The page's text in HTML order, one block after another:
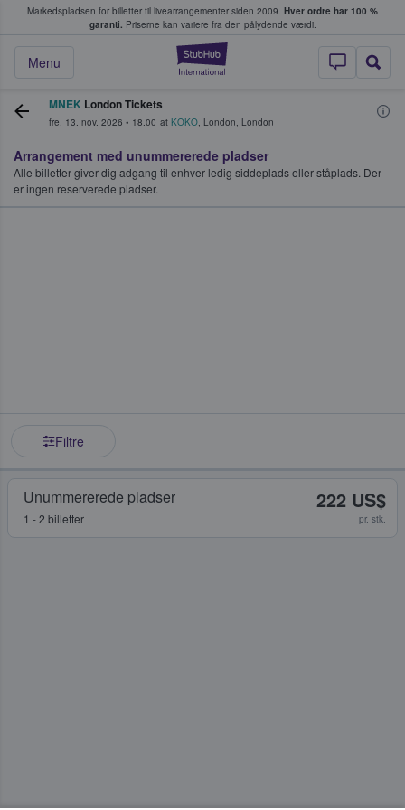
Markedspladsen for billetter til livearrangementer siden 2009. Hver ordre har 100 %
garanti. Priserne kan variere fra den pålydende værdi.
StubHub - Hvor
Menu
køber og sælger billetter
MNEK London Tickets
fre. 13. nov. 2026 • 18.00 at KOKO, London, London
Arrangement med unummererede pladser
Alle billetter giver dig adgang til enhver ledig siddeplads eller ståplads. Der
er ingen reserverede pladser.
Filtre
Unummererede pladser
1 - 2 billetter
222 US$
pr. stk.